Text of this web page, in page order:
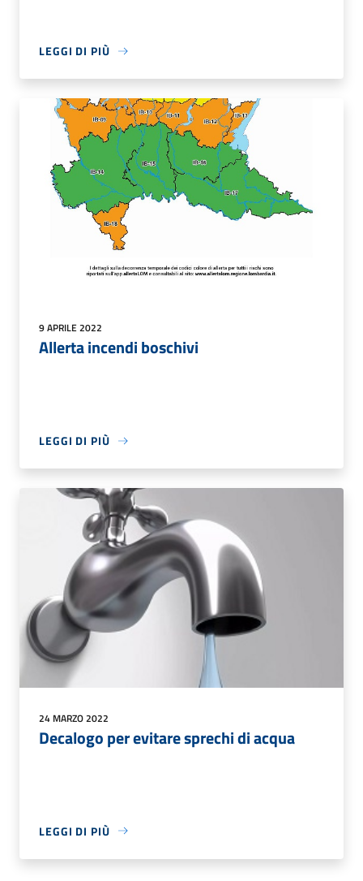
LEGGI DI PIÙ
9 APRILE 2022
Allerta incendi boschivi
LEGGI DI PIÙ
24 MARZO 2022
Decalogo per evitare sprechi di acqua
LEGGI DI PIÙ